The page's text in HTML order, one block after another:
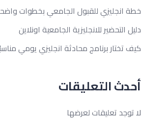
انجليزي للقبول الجامعي بخطوات واضحة
التحضير للانجليزية الجامعية اونلاين
تختار برنامج محادثة انجليزي يومي مناسبًا؟
التعليقات
تعليقات لعرضها